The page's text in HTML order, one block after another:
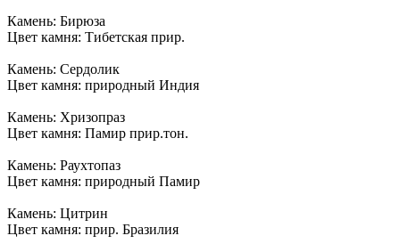
Камень: Бирюза
Цвет камня: Тибетская прир.
Камень: Сердолик
Цвет камня: природный Индия
Камень: Хризопраз
Цвет камня: Памир прир.тон.
Камень: Раухтопаз
Цвет камня: природный Памир
Камень: Цитрин
Цвет камня: прир. Бразилия